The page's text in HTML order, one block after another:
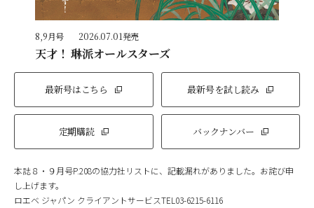
8,9月号 2026.07.01発売
天才！ 琳派オールスターズ
最新号はこちら 最新号を試し読み
定期購読 バックナンバー
本誌８・９月号P.208の協力社リストに、記載漏れがありました。お詫び申
し上げます。
ロエベ ジャパン クライアントサービスTEL03-6215-6116